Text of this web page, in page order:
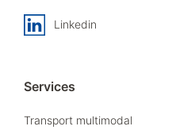
Linkedin
Services
Transport multimodal